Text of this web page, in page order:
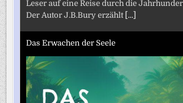
Leser auf eine Reise durch die
Der Autor J.B.Bury erzählt [...]
Das Erwachen der Seele